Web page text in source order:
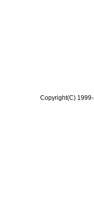
Copyright(C)